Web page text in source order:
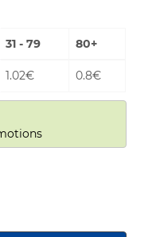
31 - 79 80+
1.02€ 0.8€